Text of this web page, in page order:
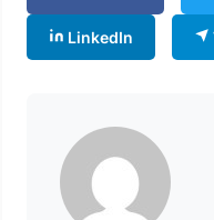
LinkedIn